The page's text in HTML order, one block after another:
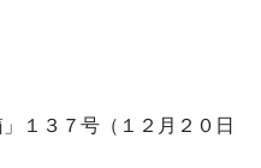
１３７号（１２月２０日